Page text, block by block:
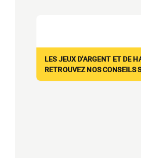
LES JEUX D'ARGENT ET DE
RETROUVEZ NOS